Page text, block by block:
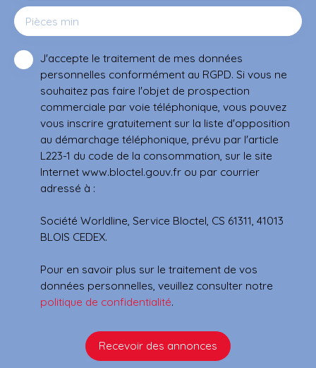
Pièces min
J'accepte le traitement de mes données
personnelles conformément au RGPD. Si vous ne
souhaitez pas faire l'objet de prospection
commerciale par voie téléphonique, vous pouvez
vous inscrire gratuitement sur la liste d'opposition
au démarchage téléphonique, prévu par l'article
L223-1 du code de la consommation, sur le site
Internet www.bloctel.gouv.fr ou par courrier
adressé à :
Société Worldline, Service Bloctel, CS 61311, 41013
BLOIS CEDEX.
Pour en savoir plus sur le traitement de vos
données personnelles, veuillez consulter notre
politique de confidentialité.
Recevoir des annonces